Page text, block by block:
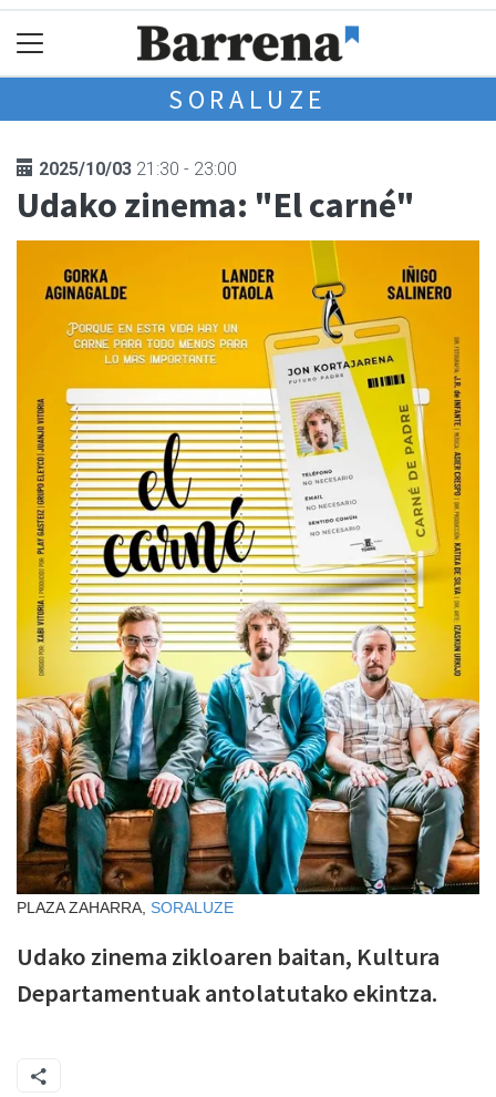
SORALUZE
2025/10/03 21:30 - 23:00
Udako zinema: "El carné"
PLAZA ZAHARRA, SORALUZE
Udako zinema zikloaren baitan, Kultura
Departamentuak antolatutako ekintza.